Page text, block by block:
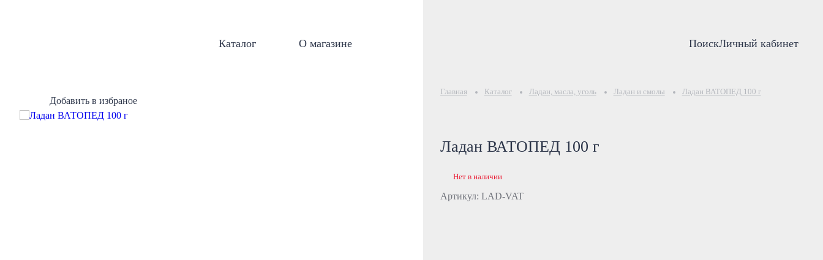
Каталог О магазине ПоискЛичный кабинет
Добавить в избраное
Главная Каталог Ладан, масла, уголь Ладан и смолы Ладан ВАТОПЕД 100 г
Ладан ВАТОПЕД 100 г
Артикул: LAD-VAT
Нет в наличии